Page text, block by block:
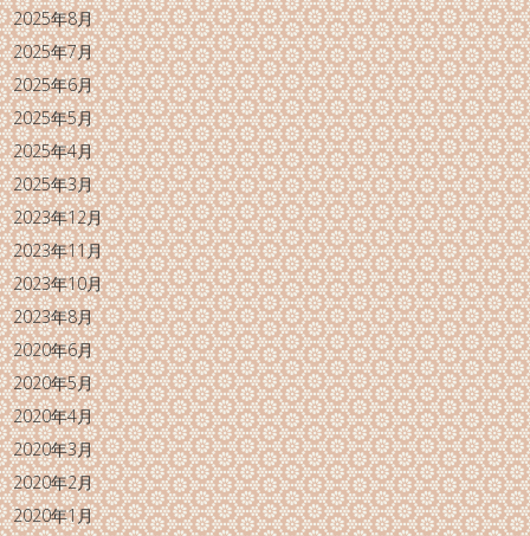
2025年8月
2025年7月
2025年6月
2025年5月
2025年4月
2025年3月
2023年12月
2023年11月
2023年10月
2023年8月
2020年6月
2020年5月
2020年4月
2020年3月
2020年2月
2020年1月